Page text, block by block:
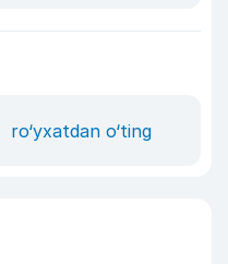
ro‘yxatdan o‘ting